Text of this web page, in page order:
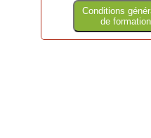
Conditions
de formation